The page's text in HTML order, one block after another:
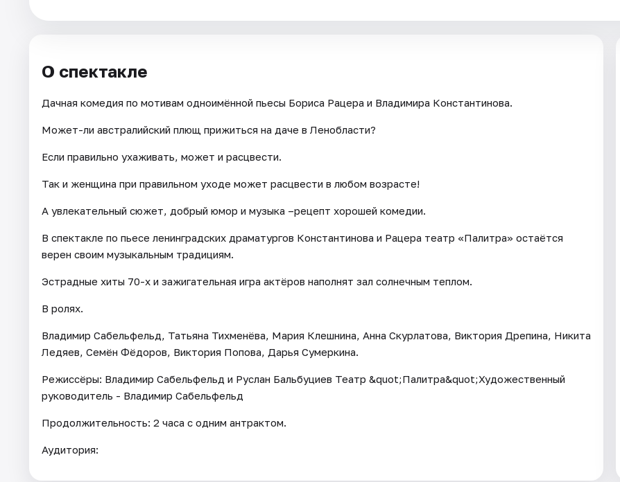
О спектакле
Дачная комедия по мотивам одноимённой пьесы Бориса Рацера и Владимира Константинова.
Может-ли австралийский плющ прижиться на даче в Ленобласти?
Если правильно ухаживать, может и расцвести.
Так и женщина при правильном уходе может расцвести в любом возрасте!
А увлекательный сюжет, добрый юмор и музыка –рецепт хорошей комедии.
В спектакле по пьесе ленинградских драматургов Константинова и Рацера театр «Палитра» остаётся
верен своим музыкальным традициям.
Эстрадные хиты 70-х и зажигательная игра актёров наполнят зал солнечным теплом.
В ролях.
Владимир Сабельфельд, Татьяна Тихменёва, Мария Клешнина, Анна Скурлатова, Виктория Дрепина, Никита
Ледяев, Семён Фёдоров, Виктория Попова, Дарья Сумеркина.
Режиссёры: Владимир Сабельфельд и Руслан Бальбуциев Театр &quot;Палитра&quot;Художественный
руководитель - Владимир Сабельфельд
Продолжительность: 2 часа с одним антрактом.
Аудитория: